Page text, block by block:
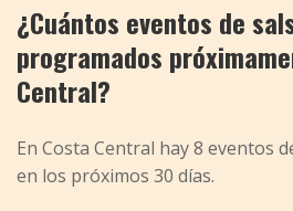
¿Cuántos eventos de
programados
Central?
En Costa Central hay 8 eventos
en los próximos 30 días.